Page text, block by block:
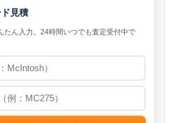
見積
たん入力。24時間いつでも査定受付中で